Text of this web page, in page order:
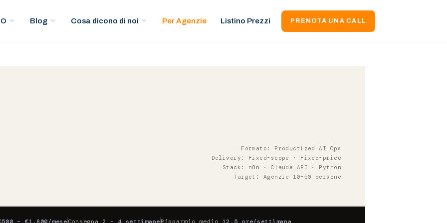
Blog Cosa dicono di noi Per Agenzie Listino Prezzi PRENOTA UNA CALL
Formato: Productized AI Ops
Delivery: Fixed-scope · Fixed-price
Stack: n8n · Claude API · Python
Target: Agenzie 10–50 persone
– €1.800/meseConsegna2 – 4 settimaneRisparmio medio 12.5 ore/settimana